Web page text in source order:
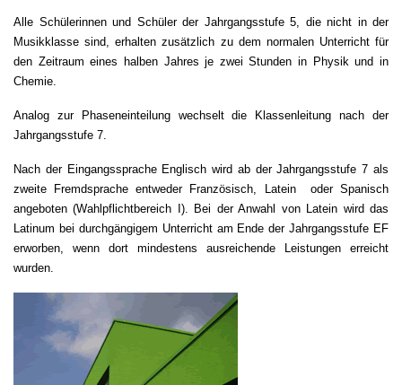
Alle Schülerinnen und Schüler der Jahrgangsstufe 5, die nicht in der
Musikklasse sind, erhalten zusätzlich zu dem normalen Unterricht für
den Zeitraum eines halben Jahres je zwei Stunden in Physik und in
Chemie.
Analog zur Phaseneinteilung wechselt die Klassenleitung nach der
Jahrgangsstufe 7.
Nach der Eingangssprache Englisch wird ab der Jahrgangsstufe 7 als
zweite Fremdsprache entweder Französisch, Latein oder Spanisch
angeboten (Wahlpflichtbereich I). Bei der Anwahl von Latein wird das
Latinum bei durchgängigem Unterricht am Ende der Jahrgangsstufe EF
erworben, wenn dort mindestens ausreichende Leistungen erreicht
wurden.